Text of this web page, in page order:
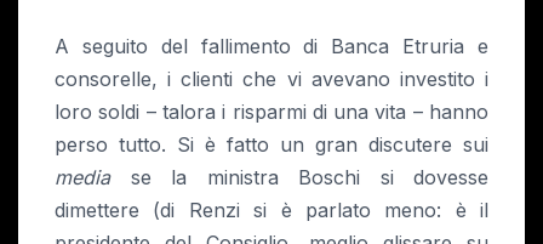
A seguito del fallimento di Banca Etruria e
consorelle, i clienti che vi avevano investito i
loro soldi – talora i risparmi di una vita – hanno
perso tutto. Si è fatto un gran discutere sui
mediase la ministra Boschi si dovesse
dimettere (di Renzi si è parlato meno: è il